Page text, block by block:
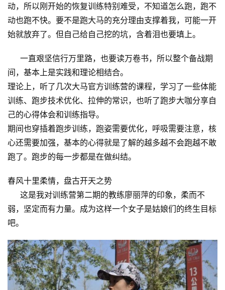
动，所以刚开始的恢复训练特别难受，不知道怎么跑，跑不
动也跑不快。要不是跑大马的充分理由支撑着我，可能一开
始就放弃了。但自己给自己挖的坑，含着泪也要填上。
一直艰坚信行万里路，也要读万卷书，所以整个备战期
间，基本上是实践和理论相结合。
理论上，听了几次大马官方训练营的课程，学习了一些体能
训练、跑步技术优化、拉伸的常识，也听了跑步大咖分享自
己的心得体会和训练指导。
期间也穿插着跑步训练，跑姿需要优化，呼吸需要注意，核
心还需要加强，基本的心得就是了解的越多越不会跑越不敢
跑了。跑步的每一步都是在做纠结。
春风十里柔情，盘古开天之势
这是我对训练营第二期的教练廖丽萍的印象，柔而不
弱，坚定而有力量。成为这样一个女子是姑娘们的终生目标
吧。